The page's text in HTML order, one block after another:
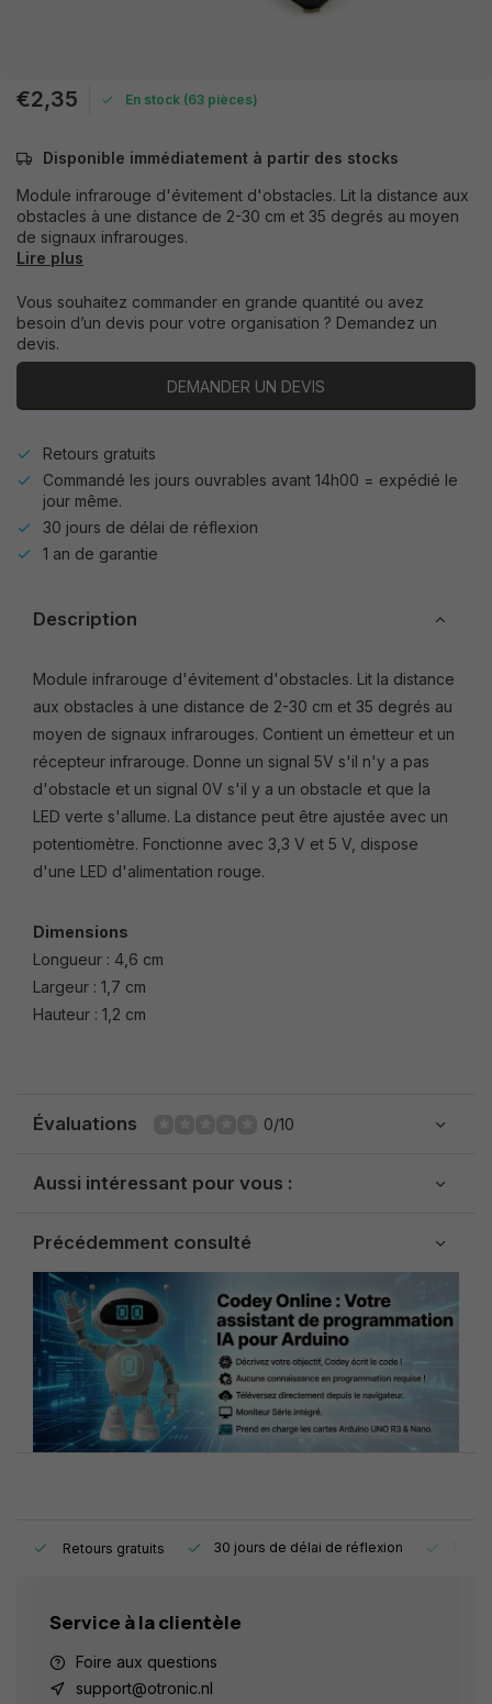
€2,35 En stock (63 pièces)
Disponible immédiatement à partir des stocks
Module infrarouge d'évitement d'obstacles. Lit la distance aux
obstacles à une distance de 2-30 cm et 35 degrés au moyen
de signaux infrarouges.
Lire plus
Vous souhaitez commander en grande quantité ou avez
besoin d’un devis pour votre organisation ? Demandez un
devis.
DEMANDER UN DEVIS
Retours gratuits
Commandé les jours ouvrables avant 14h00 = expédié le
jour même.
30 jours de délai de réflexion
1 an de garantie
Description
Module infrarouge d'évitement d'obstacles. Lit la distance
aux obstacles à une distance de 2-30 cm et 35 degrés au
moyen de signaux infrarouges. Contient un émetteur et un
récepteur infrarouge. Donne un signal 5V s'il n'y a pas
d'obstacle et un signal 0V s'il y a un obstacle et que la
LED verte s'allume. La distance peut être ajustée avec un
potentiomètre. Fonctionne avec 3,3 V et 5 V, dispose
d'une LED d'alimentation rouge.
Dimensions
Longueur : 4,6 cm
Largeur : 1,7 cm
Hauteur : 1,2 cm
Évaluations 0/10
Aussi intéressant pour vous :
Précédemment consulté
Retours gratuits 30 jours de délai de réflexion
Service à la clientèle
Foire aux questions
support@otronic.nl